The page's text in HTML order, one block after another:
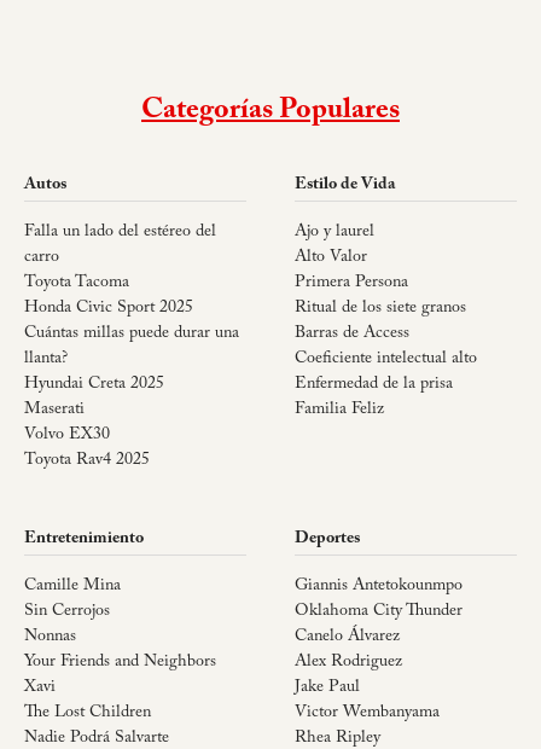
Categorías Populares
Autos
Falla un lado del estéreo del
carro
Toyota Tacoma
Honda Civic Sport 2025
Cuántas millas puede durar una
llanta?
Hyundai Creta 2025
Maserati
Volvo EX30
Toyota Rav4 2025
Estilo de Vida
Ajo y laurel
Alto Valor
Primera Persona
Ritual de los siete granos
Barras de Access
Coeficiente intelectual alto
Enfermedad de la prisa
Familia Feliz
Entretenimiento
Camille Mina
Sin Cerrojos
Nonnas
Your Friends and Neighbors
Xavi
The Lost Children
Nadie Podrá Salvarte
Deportes
Giannis Antetokounmpo
Oklahoma City Thunder
Canelo Álvarez
Alex Rodriguez
Jake Paul
Victor Wembanyama
Rhea Ripley